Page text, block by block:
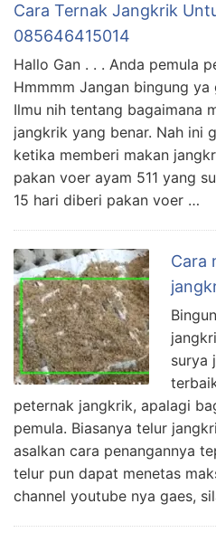
Cara Ternak Jangkrik
085646415014
Hallo Gan . . . Anda pemula
Hmmmm Jangan bingung
Ilmu nih tentang bagaimana
jangkrik yang benar. Nah ini
ketika memberi makan
pakan voer ayam 511 yang
15 hari diberi pakan voer …
Cara
surya
peternak jangkrik, apalagi
pemula. Biasanya telur
asalkan cara penangannya
telur pun dapat menetas
channel youtube nya gaes,